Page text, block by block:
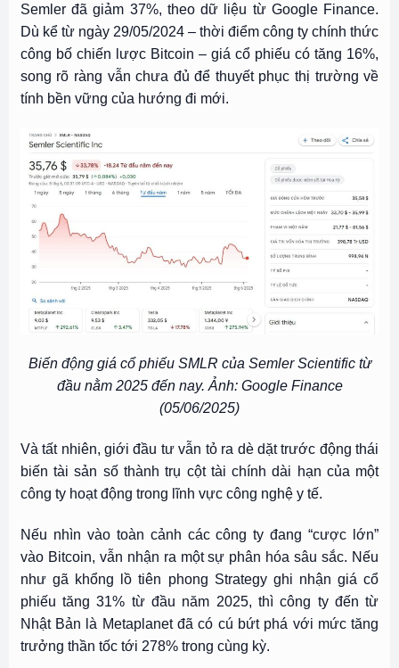
Semler đã giảm 37%, theo dữ liệu từ Google Finance.
Dù kể từ ngày 29/05/2024 – thời điểm công ty chính thức
công bố chiến lược Bitcoin – giá cổ phiếu có tăng 16%,
song rõ ràng vẫn chưa đủ để thuyết phục thị trường về
tính bền vững của hướng đi mới.
Biến động giá cổ phiếu SMLR của Semler Scientific từ
đầu nằm 2025 đến nay. Ảnh: Google Finance
(05/06/2025)
Và tất nhiên, giới đầu tư vẫn tỏ ra dè dặt trước động thái
biến tài sản số thành trụ cột tài chính dài hạn của một
công ty hoạt động trong lĩnh vực công nghệ y tế.
Nếu nhìn vào toàn cảnh các công ty đang “cược lớn”
vào Bitcoin, vẫn nhận ra một sự phân hóa sâu sắc. Nếu
như gã khổng lồ tiên phong Strategy ghi nhận giá cổ
phiếu tăng 31% từ đầu năm 2025, thì công ty đến từ
Nhật Bản là Metaplanet đã có cú bứt phá với mức tăng
trưởng thần tốc tới 278% trong cùng kỳ.